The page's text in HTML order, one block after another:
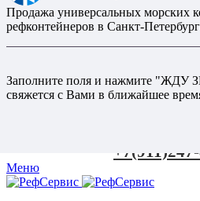
Продажа универсальных морских
рефконтейнеров в Санкт-
Заполните поля и нажмите "ЖДУ
свяжется с Вами в ближайшее
Меню